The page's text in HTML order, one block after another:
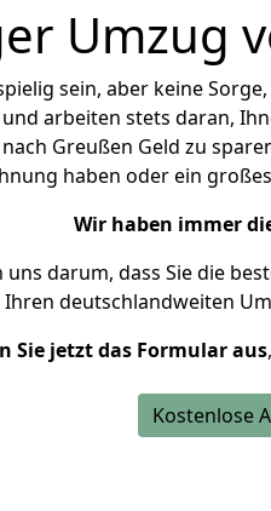
Umzug
sein, aber keine
und arbeiten stets daran,
Greußen Geld zu
haben oder ein
Wir haben immer
darum, dass Sie die
Ihren deutschlandweiten
Sie jetzt das Formular aus
Kostenlose